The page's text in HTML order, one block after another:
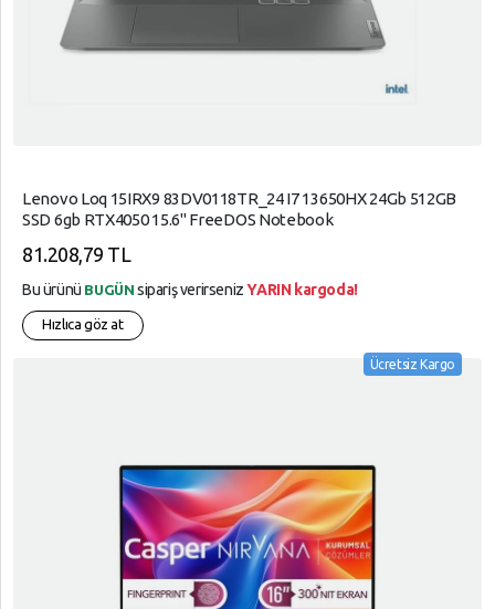
Lenovo Loq 15IRX9 83DV0118TR_24 I7 13650HX 24Gb 512GB
SSD 6gb RTX4050 15.6" FreeDOS Notebook
81.208,79 TL
Bu ürünü BUGÜN sipariş verirsenizYARIN kargoda!
Hızlıca göz at
Ücretsiz Kargo